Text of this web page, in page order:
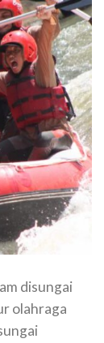
disungai
olahraga